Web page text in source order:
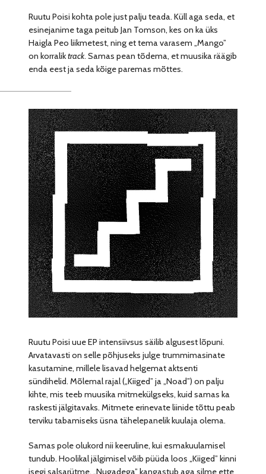
Ruutu Poisi kohta pole just palju teada. Küll aga seda, et
esinejanime taga peitub Jan Tomson, kes on ka üks
Haigla Peo liikmetest, ning et tema varasem „Mango”
on korraliktrack. Samas pean tõdema, et muusika räägib
enda eest ja seda kõige paremas mõttes.
Ruutu Poisi uue EP intensiivsus säilib algusest lõpuni.
Arvatavasti on selle põhjuseks julge trummimasinate
kasutamine, millele lisavad helgemat aktsenti
sündihelid. Mõlemal rajal („Kiiged” ja „Noad”) on palju
kihte, mis teeb muusika mitmekülgseks, kuid samas ka
raskesti jälgitavaks. Mitmete erinevate liinide tõttu peab
terviku tabamiseks üsna tähelepanelik kuulaja olema.
Samas pole olukord nii keeruline, kui esmakuulamisel
tundub. Hoolikal jälgimisel võib püüda loos „Kiiged” kinni